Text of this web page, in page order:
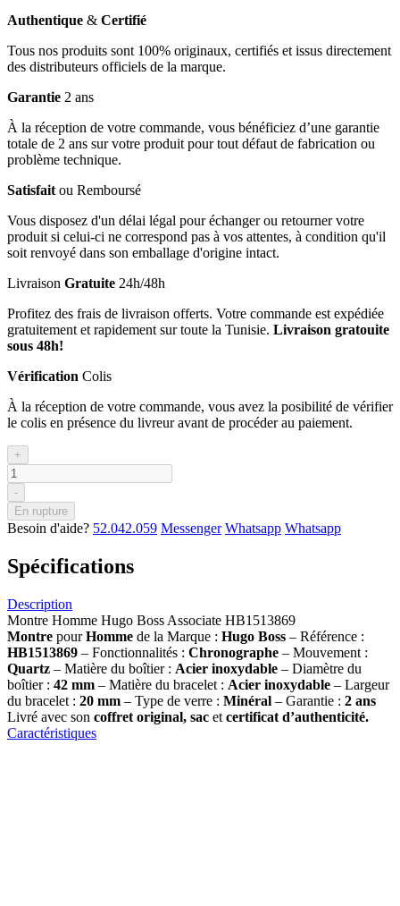
Authentique & Certifié
Tous nos produits sont 100% originaux, certifiés et issus directement
des distributeurs officiels de la marque.
Garantie 2 ans
À la réception de votre commande, vous bénéficiez d’une garantie
totale de 2 ans sur votre produit pour tout défaut de fabrication ou
problème technique.
Satisfait ou Remboursé
Vous disposez d'un délai légal pour échanger ou retourner votre
produit si celui-ci ne correspond pas à vos attentes, à condition qu'il
soit renvoyé dans son emballage d'origine intact.
Livraison Gratuite 24h/48h
Profitez des frais de livraison offerts. Votre commande est expédiée
gratuitement et rapidement sur toute la Tunisie. Livraison gratouite
sous 48h!
Vérification Colis
À la réception de votre commande, vous avez la posibilité de vérifier
le colis en présence du livreur avant de procéder au paiement.
+
-
En rupture
Besoin d'aide? 52.042.059 Messenger Whatsapp Whatsapp
Spécifications
Description
Montre Homme Hugo Boss Associate HB1513869
Montre pourHomme de la Marque : Hugo Boss – Référence :
HB1513869 – Fonctionnalités : Chronographe – Mouvement :
Quartz – Matière du boîtier : Acier inoxydable – Diamètre du
boîtier : 42 mm – Matière du bracelet : Acier inoxydable – Largeur
du bracelet : 20 mm – Type de verre : Minéral – Garantie : 2 ans
Livré avec son coffret original, sac et certificat d’authenticité.
Caractéristiques